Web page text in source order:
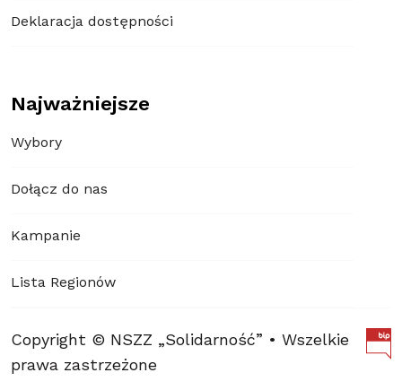
Deklaracja dostępności
Najważniejsze
Wybory
Dołącz do nas
Kampanie
Lista Regionów
Copyright © NSZZ „Solidarność” • Wszelkie
prawa zastrzeżone